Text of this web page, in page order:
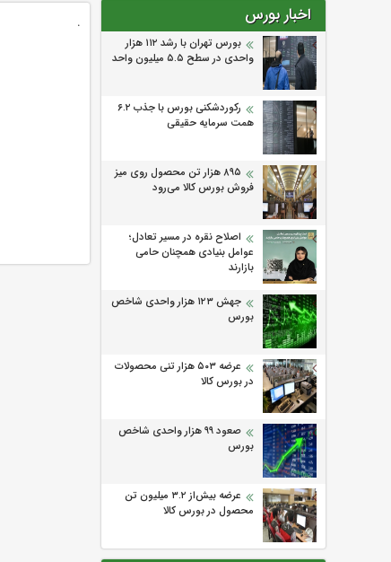
اخبار بورس
بورس تهران با رشد ۱۱۲ هزار
واحدی در سطح ۵.۵ میلیون واحد
رکوردشکنی بورس با جذب ۶.۲
همت سرمایه حقیقی
۸۹۵ هزار تن محصول روی میز
فروش بورس کالا می‌‌رود
اصلاح نقره در مسیر تعادل؛
عوامل بنیادی همچنان حامی
بازارند
جهش ۱۲۳ هزار واحدی شاخص
بورس
عرضه ۵۰۳ هزار تنی محصولات
در بورس کالا
صعود ۹۹ هزار واحدی شاخص
بورس
عرضه بیش‌از ۳.۲ میلیون تن
محصول در بورس کالا
.